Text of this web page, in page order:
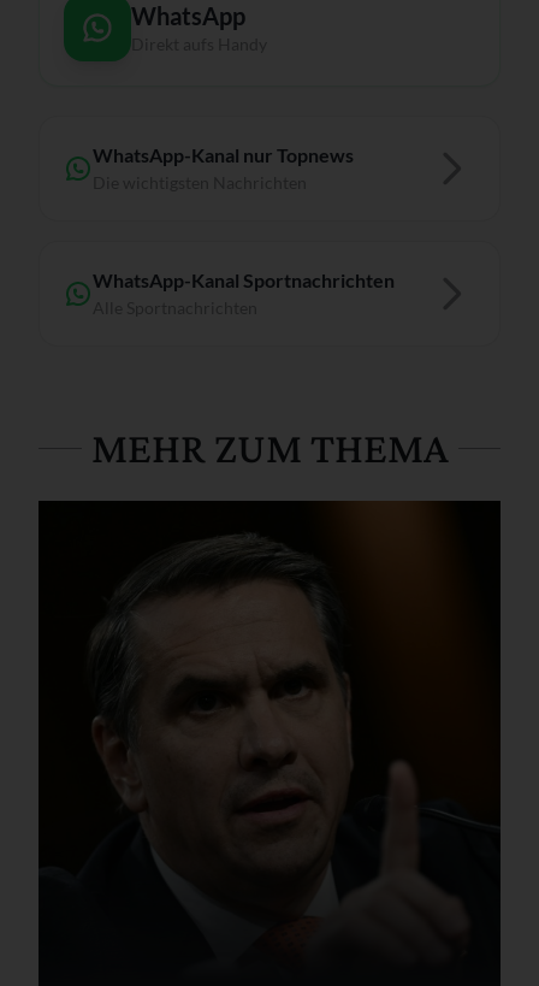
WhatsApp
WhatsApp-Kanal nur Topnews
WhatsApp-Kanal Sportnachrichten
MEHR ZUM THEMA